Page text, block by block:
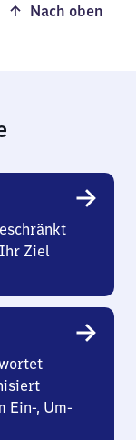
Nach oben
Ziel
Ein-, Um-